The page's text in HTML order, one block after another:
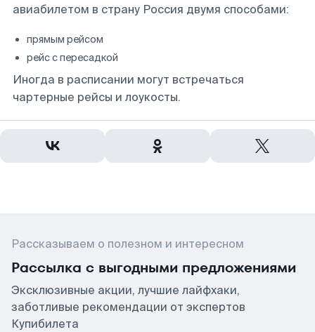
авиабилетом в страну Россия двумя способами:
прямым рейсом
рейс с пересадкой
Иногда в расписании могут встречаться
чартерные рейсы и лоукосты.
Рассказываем о полезном и интересном
Рассылка с выгодными предложениями
Эксклюзивные акции, лучшие лайфхаки,
заботливые рекомендации от экспертов
Купибилета